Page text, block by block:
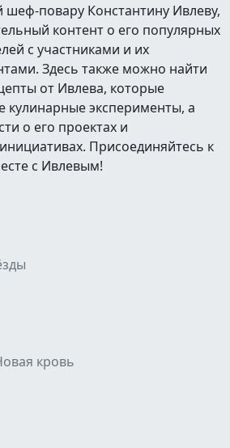
повару Константину Ивлеву,
контент о его популярных
с участниками и их
Здесь также можно найти
от Ивлева, которые
кулинарные эксперименты, а
о его проектах и
Присоединяйтесь к
с Ивлевым!
кровь